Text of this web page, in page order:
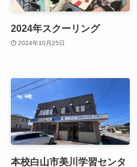
2024年スクーリング
2024年10月25日
本校白山市美川学習センタ